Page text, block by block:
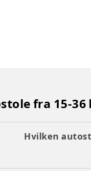
fra 15-36
Hvilken